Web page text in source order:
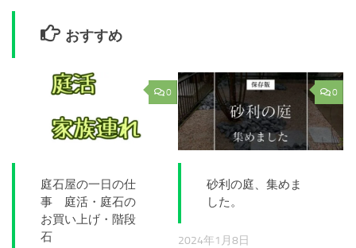
おすすめ
0
庭石屋の一日の仕
事 庭活・庭石の
お買い上げ・階段
石
0
砂利の庭、集めま
した。
2024年1月8日